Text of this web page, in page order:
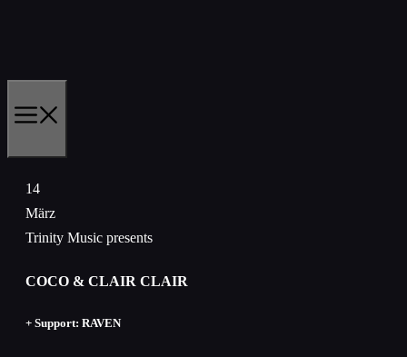
14
März
Trinity Music presents
COCO & CLAIR CLAIR
+ Support: RAVEN